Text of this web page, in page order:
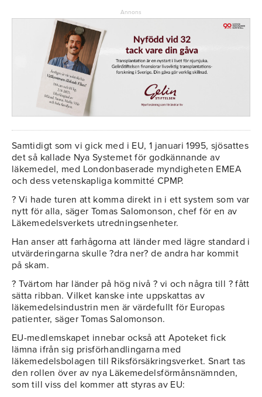
Annons
Samtidigt som vi gick med i EU, 1 januari 1995, sjösattes
det så kallade Nya Systemet för godkännande av
läkemedel, med Londonbaserade myndigheten EMEA
och dess vetenskapliga kommitté CPMP.
? Vi hade turen att komma direkt in i ett system som var
nytt för alla, säger Tomas Salomonson, chef för en av
Läkemedelsverkets utredningsenheter.
Han anser att farhågorna att länder med lägre standard i
utvärderingarna skulle ?dra ner? de andra har kommit
på skam.
? Tvärtom har länder på hög nivå ? vi och några till ? fått
sätta ribban. Vilket kanske inte uppskattas av
läkemedelsindustrin men är värdefullt för Europas
patienter, säger Tomas Salomonson.
EU-medlemskapet innebar också att Apoteket fick
lämna ifrån sig prisförhandlingarna med
läkemedelsbolagen till Riksförsäkringsverket. Snart tas
den rollen över av nya Läkemedelsförmånsnämnden,
som till viss del kommer att styras av EU: